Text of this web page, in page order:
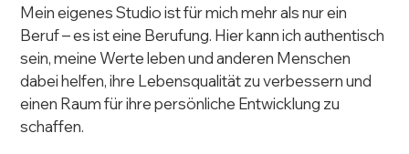
Mein eigenes Studio ist für mich mehr als nur ein
Beruf – es ist eine Berufung. Hier kann ich authentisch
sein, meine Werte leben und anderen Menschen
dabei helfen, ihre Lebensqualität zu verbessern und
einen Raum für ihre persönliche Entwicklung zu
schaffen.